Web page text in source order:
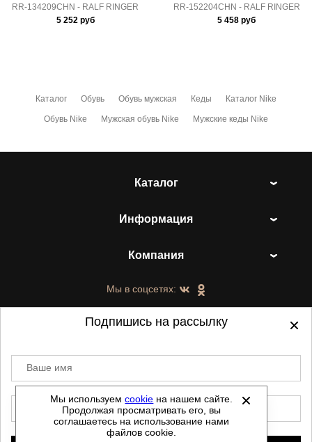
RR-134209CHN - RALF RINGER
5 252руб
RR-152204CHN - RALF RINGER
5 458 руб
Каталог Обувь Обувь мужская Кеды Каталог Nike
Обувь Nike Мужская обувь Nike Мужские кеды Nike
Каталог
Информация
Компания
Мы в соцсетях:
©2021-2026 - ShoesTown.ru - все права
защищены.
Данный сайт не является интернет магазином и
не является публичной офертой.
Мы используемcookie на нашем сайте.
Продолжая просматривать его, вы
соглашаетесь на использование нами
файлов cookie.
Подпишись на рассылку
Ваше имя